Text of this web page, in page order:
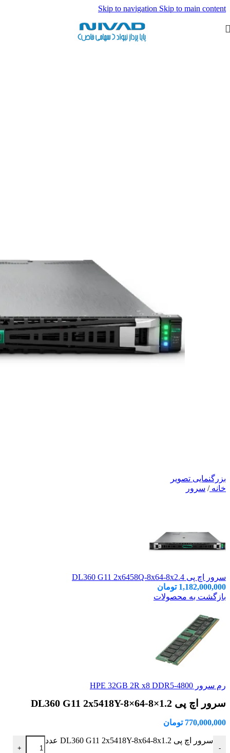
Skip to navigation Skip to main content
بزرگنمایی تصویر
خانه/ سرور
سرور اچ پی DL360 G11 2x6458Q-8x64-8x2.4
1,182,000,000 تومان
بازگشت به محصولات
رم سرور HPE 32GB 2R x8 DDR5‑4800
سرور اچ پی DL360 G11 2x5418Y-8×64-8×1.2
770,000,000 تومان
-
سرور اچ پی DL360 G11 2x5418Y-8x64-8x1.2 عدد
+